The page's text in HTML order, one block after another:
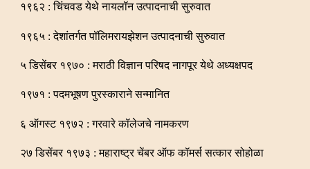
१९६२ : चिंचवड येथे नायलॉन उत्पादनाची सुरुवात
१९६५ : देशांतर्गत पॉलिमरायझेशन उत्पादनाची सुरुवात
५ डिसेंबर १९७० : मराठी विज्ञान परिषद नागपूर येथे अध्यक्षपद
१९७१ : पदमभूषण पुरस्काराने सन्मानित
६ ऑगस्ट १९७२ : गरवारे कॉलेजचे नामकरण
२७ डिसेंबर १९७३ : महाराष्ट्र चेंबर ऑफ कॉमर्स सत्कार सोहोळा